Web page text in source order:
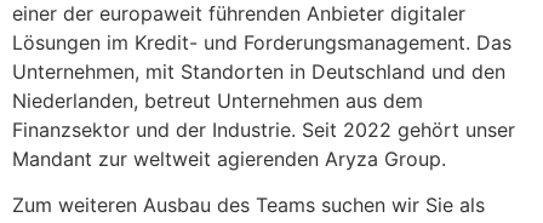
einer der europaweit führenden Anbieter digitaler
Lösungen im Kredit- und Forderungsmanagement. Das
Unternehmen, mit Standorten in Deutschland und den
Niederlanden, betreut Unternehmen aus dem
Finanzsektor und der Industrie. Seit 2022 gehört unser
Mandant zur weltweit agierenden Aryza Group.
Zum weiteren Ausbau des Teams suchen wir Sie als